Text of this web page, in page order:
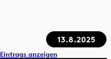
13.8.2025
anzeigen